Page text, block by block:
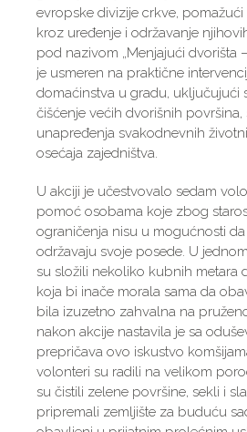
evropske divizije crkve,
kroz uređenje i održavanje
pod nazivom „Menjajući dvorišta
je usmeren na praktične
domaćinstva u gradu, uključujući
čišćenje većih dvorišnih površina,
unapređenja svakodnevnih
osećaja zajedništva.
U akciji je učestvovalo sedam
pomoć osobama koje zbog
ograničenja nisu u mogućnosti
održavaju svoje posede. U
su složili nekoliko kubnih metara
koja bi inače morala sama da
bila izuzetno zahvalna na
nakon akcije nastavila je sa
prepričava ovo iskustvo
volonteri su radili na velikom
su čistili zelene površine, sekli i
pripremali zemljište za buduću